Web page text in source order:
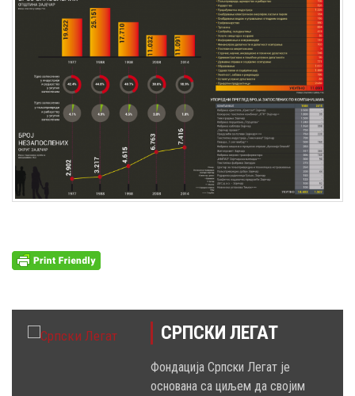
СРПСКИ ЛЕГАТ
Фондација Српски Легат је
основана са циљем да својим